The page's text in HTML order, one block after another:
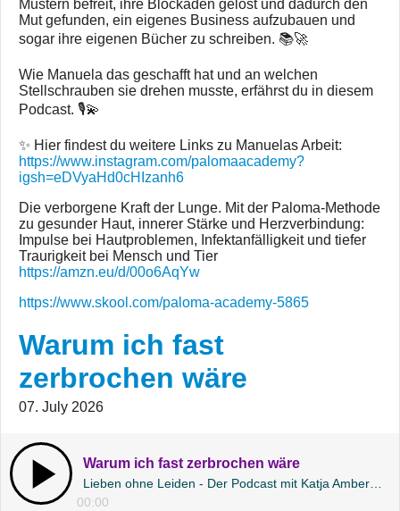
Mustern befreit, ihre Blockaden gelöst und dadurch den
Mut gefunden, ein eigenes Business aufzubauen und
sogar ihre eigenen Bücher zu schreiben. 📚🚀
Wie Manuela das geschafft hat und an welchen
Stellschrauben sie drehen musste, erfährst du in diesem
Podcast. 🎙️💫
✨ Hier findest du weitere Links zu Manuelas Arbeit:
https://www.instagram.com/palomaacademy?
igsh=eDVyaHd0cHIzanh6
Die verborgene Kraft der Lunge. Mit der Paloma-Methode
zu gesunder Haut, innerer Stärke und Herzverbindung:
Impulse bei Hautproblemen, Infektanfälligkeit und tiefer
Traurigkeit bei Mensch und Tier
https://amzn.eu/d/00o6AqYw
https://www.skool.com/paloma-academy-5865
Warum ich fast
zerbrochen wäre
07. July 2026
Warum ich fast zerbrochen wäre
00:00